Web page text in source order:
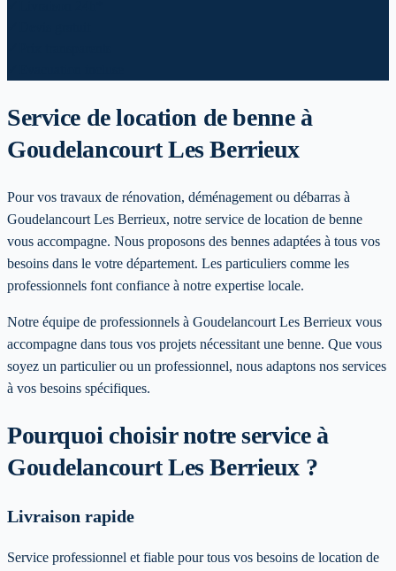
Service de location de benne à
Goudelancourt Les Berrieux
Pour vos travaux de rénovation, déménagement ou débarras à
Goudelancourt Les Berrieux, notre service de location de benne
vous accompagne. Nous proposons des bennes adaptées à tous vos
besoins dans le votre département. Les particuliers comme les
professionnels font confiance à notre expertise locale.
Notre équipe de professionnels à Goudelancourt Les Berrieux vous
accompagne dans tous vos projets nécessitant une benne. Que vous
soyez un particulier ou un professionnel, nous adaptons nos services
à vos besoins spécifiques.
Pourquoi choisir notre service à
Goudelancourt Les Berrieux ?
Livraison rapide
Service professionnel et fiable pour tous vos besoins de location de